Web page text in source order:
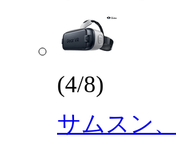
(4/8)
サムスン